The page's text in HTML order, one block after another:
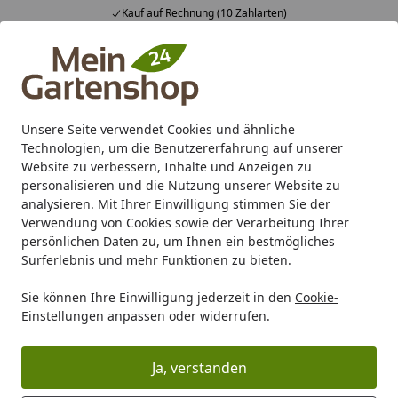
Unsere Seite verwendet Cookies und ähnliche
Technologien, um die Benutzererfahrung auf unserer
Website zu verbessern, Inhalte und Anzeigen zu
personalisieren und die Nutzung unserer Website zu
analysieren. Mit Ihrer Einwilligung stimmen Sie der
Verwendung von Cookies sowie der Verarbeitung Ihrer
persönlichen Daten zu, um Ihnen ein bestmögliches
Surferlebnis und mehr Funktionen zu bieten.
Sie können Ihre Einwilligung jederzeit in den Cookie-
Einstellungen anpassen oder widerrufen.
Ja, verstanden
Kauf auf Rechnung (10 Zahlarten)
Alle Produkte
Mein Konto
Suchen
Karibu Pools inkl. gratis Sandfilteranlage & Pool-
Starterset (Gesamtwert bis 468,99€)
Startseite
Gartenhaus Zubehör für Gartenhäuser Dachrinnen
335 cm, anthrazit für CrossCube 4
und Cube XXL